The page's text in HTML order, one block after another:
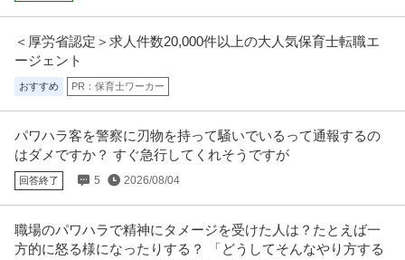
＜厚労省認定＞求人件数20,000件以上の大人気保育士転職エ
ージェント
おすすめ PR：保育士ワーカー
パワハラ客を警察に刃物を持って騒いでいるって通報するの
はダメですか？ すぐ急行してくれそうですが
回答終了 5 2026/08/04
職場のパワハラで精神にタメージを受けた人は？たとえば一
方的に怒る様になったりする？ 「どうしてそんなやり方する